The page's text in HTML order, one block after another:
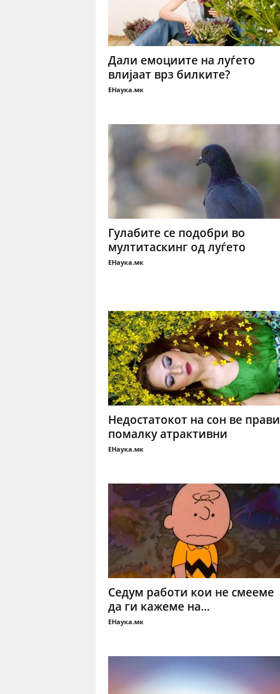
Дали емоциите на луѓето
влијаат врз билките?
ЕНаука.мк
Гулабите се подобри во
мултитаскинг од луѓето
ЕНаука.мк
Недостатокот на сон ве прави
помалку атрактивни
ЕНаука.мк
Седум работи кои не смееме
да ги кажеме на...
ЕНаука.мк